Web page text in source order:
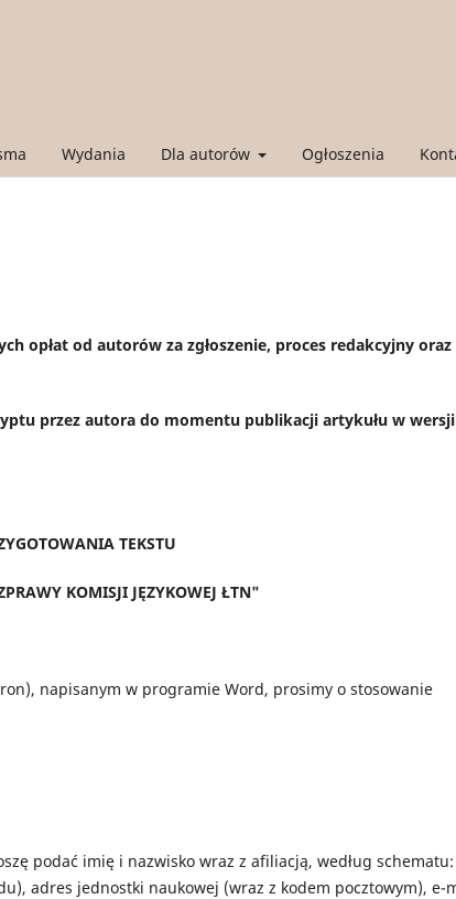
Wydania Dla autorów Ogłoszenia
opłat od autorów za zgłoszenie, proces redakcyjny oraz
przez autora do momentu publikacji artykułu w
TEKSTU
KOMISJI JĘZYKOWEJ ŁTN"
napisanym w programie Word, prosimy o stosowanie
podać imię i nazwisko wraz z afiliacją, według schematu:
adres jednostki naukowej (wraz z kodem pocztowym), e-